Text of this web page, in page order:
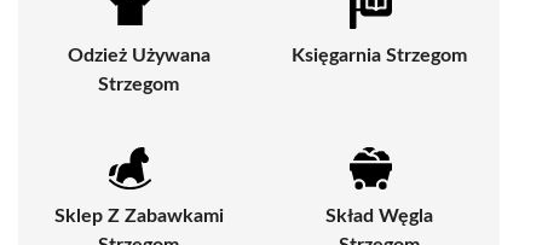
Odzież Używana
Strzegom
Księgarnia Strzegom
Sklep Z Zabawkami
Skład Węgla